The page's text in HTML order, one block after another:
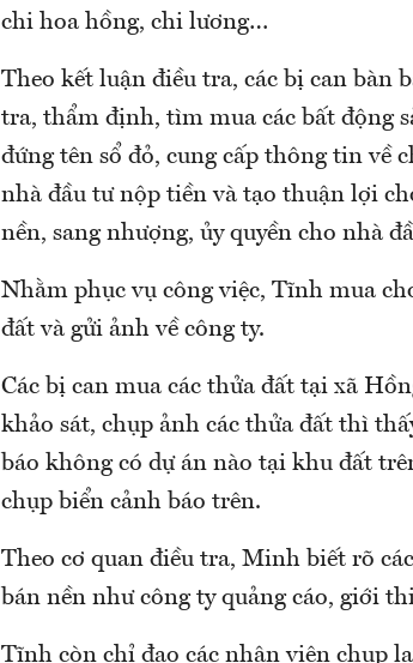
chi hoa hồng, chi lương…
Theo kết luận điều tra, các bị can bàn
tra, thẩm định, tìm mua các bất động
đứng tên sổ đỏ, cung cấp thông tin về
nhà đầu tư nộp tiền và tạo thuận lợi
nền, sang nhượng, ủy quyền cho nhà
Nhằm phục vụ công việc, Tĩnh mua
đất và gửi ảnh về công ty.
Các bị can mua các thửa đất tại xã
khảo sát, chụp ảnh các thửa đất thì
báo không có dự án nào tại khu đất
chụp biển cảnh báo trên.
Theo cơ quan điều tra, Minh biết rõ
bán nền như công ty quảng cáo, giới
Tĩnh còn chỉ đạo các nhân viên chụp